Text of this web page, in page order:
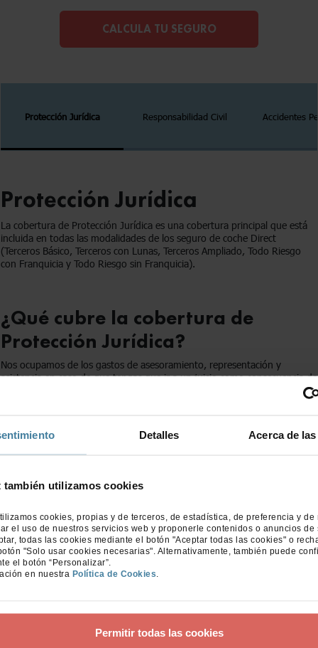
Detalles Acerca de
también utilizamos cookies
cookies, propias y de terceros, de estadística, de preferencia y de
el uso de nuestros servicios web y proponerle contenidos o anuncios de
todas las cookies mediante el botón "Aceptar todas las cookies" o
"Solo usar cookies necesarias". Alternativamente, también puede
el botón “Personalizar”.
en nuestra Política de Cookies
Permitir todas las cookies
CALCULA TU SEGURO
Protección Jurídica Responsabilidad Civil Accidentes
Protección Jurídica
La cobertura de Protección Jurídica es una cobertura principal que está
incluida en todas las modalidades de los seguro de coche Direct
(Terceros Básico, Terceros con Lunas, Terceros Ampliado, Todo Riesgo
con Franquicia y Todo Riesgo sin Franquicia).
¿Qué cubre la cobertura de
Protección Jurídica?
Nos ocupamos de los gastos de asesoramiento, representación y
asistencia en caso de que tengas que ir a un juicio como consecuencia de
Consulta También
Coches y conductores excluidos
Comparativa de Seguros de Coche